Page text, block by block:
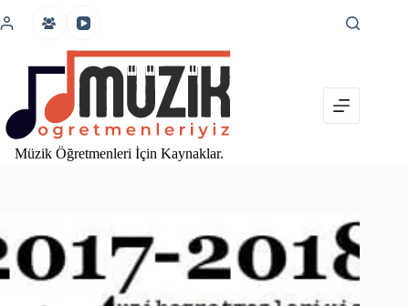
atla
Müzik Öğretmenleri İçin Kaynaklar.